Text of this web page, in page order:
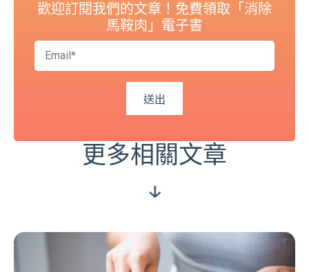
歡迎訂閱我們的文章！免費領取「消除
馬鞍肉」電子書
更多相關文章